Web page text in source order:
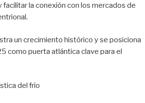
facilitar la conexión con los mercados de
un crecimiento histórico y se posiciona
como puerta atlántica clave para el
del frío